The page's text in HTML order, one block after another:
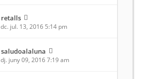
retalls
dc. jul. 13, 2016 5:14 pm
saludoalaluna
dj. juny 09, 2016 7:19 am